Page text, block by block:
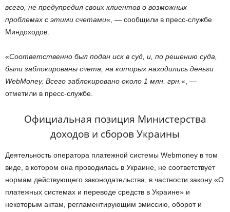
всего, не предупредил своих клиентов о возможных
проблемах с этими счетами«, — сообщили в пресс-службе
Миндоходов.
«Соответственно был подан иск в суд, и, по решению суда,
были заблокированы счета, на которых находились деньги
WebMoney. Всего заблокировано около 1 млн. грн.«, —
отметили в пресс-службе.
Официальная позиция Министерства
доходов и сборов Украины
Деятельность оператора платежной системы Webmoney в том
виде, в котором она проводилась в Украине, не соответствует
нормам действующего законодательства, в частности закону «О
платежных системах и переводе средств в Украине» и
некоторым актам, регламентирующим эмиссию, оборот и